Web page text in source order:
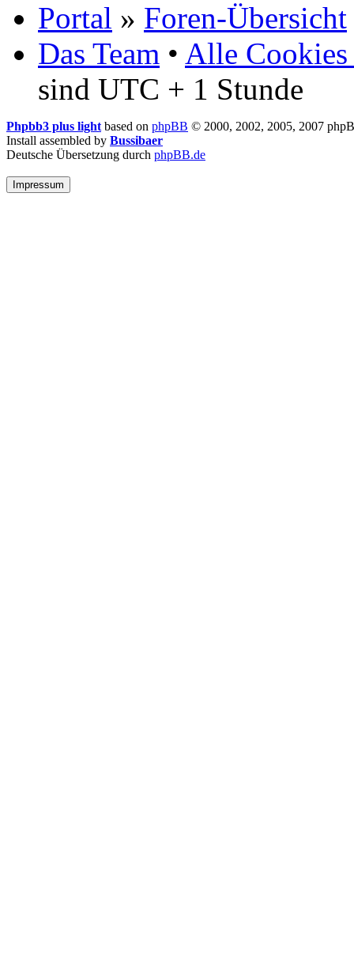
Portal » Foren-Übersicht
Das Team • Alle Cookies
sind UTC + 1 Stunde
Phpbb3 plus light based on phpBB © 2000, 2002, 2005, 2007
Install assembled by Bussibaer
Deutsche Übersetzung durch phpBB.de